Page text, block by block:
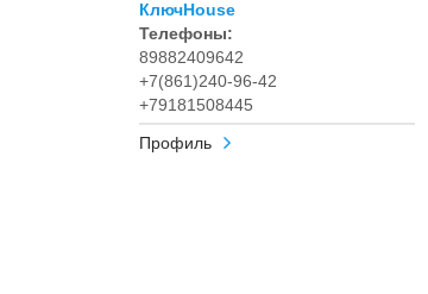
КлючHouse
Телефоны:
89882409642
+7(861)240-96-42
+79181508445
Профиль